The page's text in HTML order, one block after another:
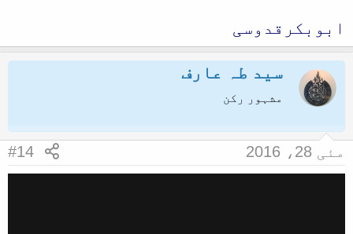
ابوبکرقدوسی
سید طہ عارف
مشہور رکن
مئی 28، 2016 #14